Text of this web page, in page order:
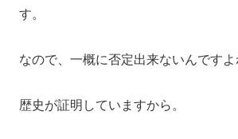
す。
なので、一概に否定出来ないんですよ
歴史が証明していますから。